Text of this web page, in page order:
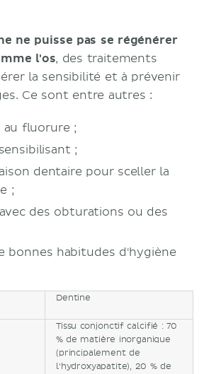
ne puisse pas se régénérer
l'os, des traitements
la sensibilité et à prévenir
Ce sont entre autres :
fluorure ;
;
dentaire pour sceller la
;
des obturations ou des
bonnes habitudes d'hygiène
Dentine
Tissu conjonctif calcifié : 70
% de matière inorganique
(principalement de
l'hydroxyapatite), 20 % de